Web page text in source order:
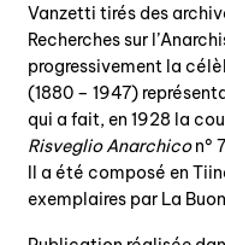
Vanzetti tirés des
Recherches sur
progressivement la
(1880­ – 1947)
qui a fait, en 1928 la
Risveglio Anarchicon°
Il a été composé en
exemplaires par La